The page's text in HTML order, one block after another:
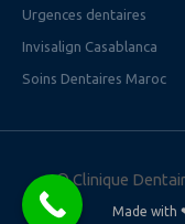
Urgences dentaires
Invisalign Casablanca
Soins Dentaires Maroc
©Clinique
Made with